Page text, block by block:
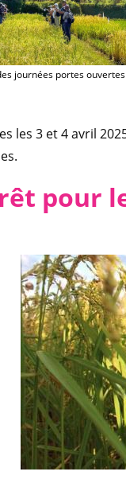
journées portes
les 3 et 4 avril
pour